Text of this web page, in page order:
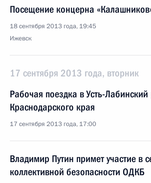
Посещение концерна
18 сентября 2013 года, 19:45
Ижевск
17 сентября 2013 года, вторник
Рабочая поездка в Усть-
Краснодарского края
17 сентября 2013 года, 17:00
Владимир Путин примет участие в
коллективной безопасности ОДКБ